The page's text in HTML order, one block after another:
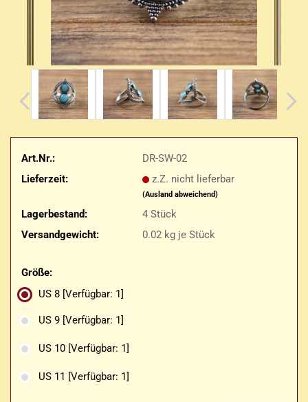
Art.Nr.:
DR-SW-02
Lieferzeit:
z.Z. nicht lieferbar
(Ausland abweichend)
Lagerbestand: 4 Stück
Versandgewicht:
0.02kg je Stück
Größe:
US 8 [Verfügbar: 1]
US 9 [Verfügbar: 1]
US 10 [Verfügbar: 1]
US 11 [Verfügbar: 1]